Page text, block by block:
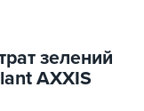
зелений
AXXIS